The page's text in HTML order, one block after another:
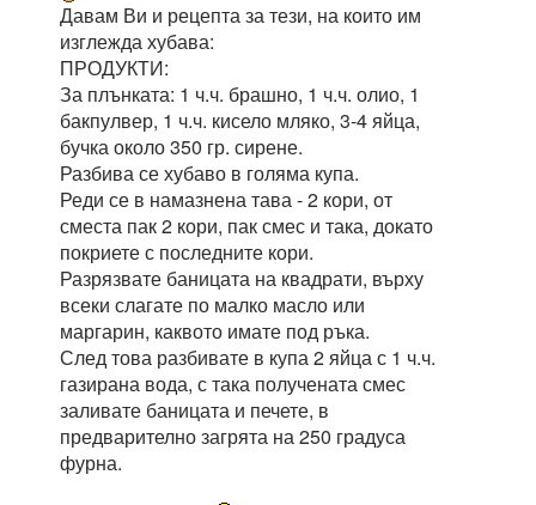
Давам Ви и рецепта за тези, на които им
изглежда хубава:
ПРОДУКТИ:
За плънката: 1 ч.ч. брашно, 1 ч.ч. олио, 1
бакпулвер, 1 ч.ч. кисело мляко, 3-4 яйца,
бучка около 350 гр. сирене.
Разбива се хубаво в голяма купа.
Реди се в намазнена тава - 2 кори, от
сместа пак 2 кори, пак смес и така, докато
покриете с последните кори.
Разрязвате баницата на квадрати, върху
всеки слагате по малко масло или
маргарин, каквото имате под ръка.
След това разбивате в купа 2 яйца с 1 ч.ч.
газирана вода, с така получената смес
заливате баницата и печете, в
предварително загрята на 250 градуса
фурна.